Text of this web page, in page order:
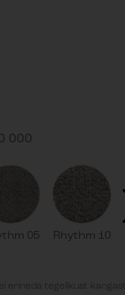
000
05 Rhythm 10
erineda tegelikust kangast.